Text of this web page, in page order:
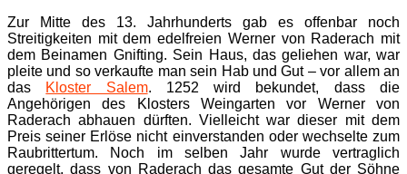
Zur Mitte des 13. Jahrhunderts gab es offenbar noch
Streitigkeiten mit dem edelfreien Werner von Raderach mit
dem Beinamen Gnifting. Sein Haus, das geliehen war, war
pleite und so verkaufte man sein Hab und Gut – vor allem an
das
Kloster Salem. 1252 wird bekundet, dass die
Angehörigen des Klosters Weingarten vor Werner von
Raderach abhauen dürften. Vielleicht war dieser mit dem
Preis seiner Erlöse nicht einverstanden oder wechselte zum
Raubrittertum. Noch im selben Jahr wurde vertraglich
geregelt, dass von Raderach das gesamte Gut der Söhne